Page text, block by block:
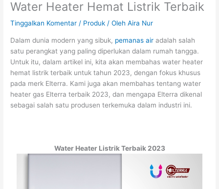
Water Heater Hemat Listrik Terbaik
Tinggalkan Komentar / Produk / OlehAira Nur
Dalam dunia modern yang sibuk, pemanas air adalah salah
satu perangkat yang paling diperlukan dalam rumah tangga.
Untuk itu, dalam artikel ini, kita akan membahas water heater
hemat listrik terbaik untuk tahun 2023, dengan fokus khusus
pada merk Elterra. Kami juga akan membahas tentang water
heater gas Elterra terbaik 2023, dan mengapa Elterra dikenal
sebagai salah satu produsen terkemuka dalam industri ini.
Water Heater Listrik Terbaik 2023